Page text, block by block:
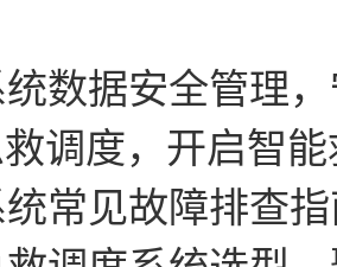
数据安全管理
调度，开启智
常见故障排查